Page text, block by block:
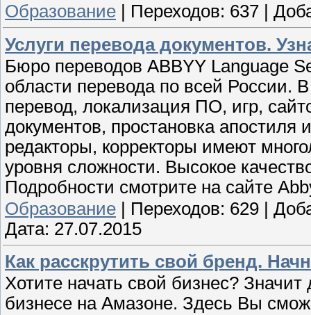
Образование
Переходов: 637
Услуги перевода документов.
Бюро переводов ABBYY Language
области перевода по всей России.
перевод, локализация ПО, игр,
документов, простановка
редакторы, корректоры имеют
уровня сложности. Высокое
Подробности смотрите на сайте
Образование | Переходов: 629 |
Дата: 27.07.2015
Как расскрутить свой бренд.
Хотите начать свой бизнес?
бизнесе на Амазоне. Здесь Вы